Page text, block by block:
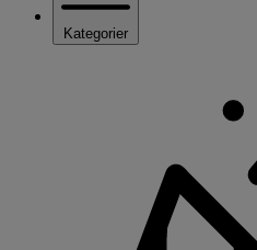
Kategorier